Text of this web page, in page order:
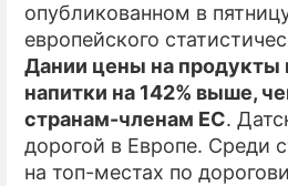
опубликованном в
европейского
Дании цены на продукты
напитки на 142% выше,
странам-членам ЕС.
дорогой в Европе. Среди
на топ-местах по